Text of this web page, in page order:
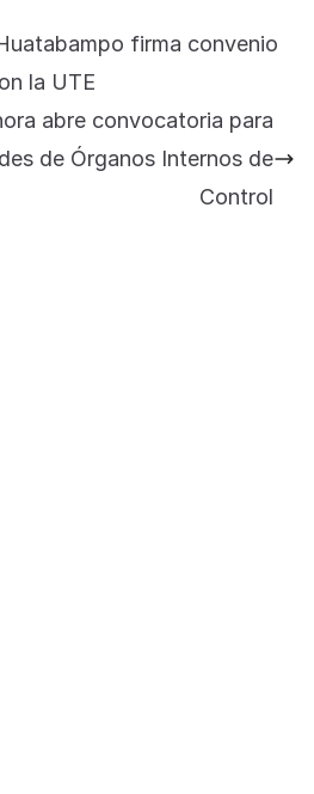
firma convenio
la UTE
abre convocatoria para
de Órganos Internos de
Control
de Etchojoa
del gobernador
Durazo se esperan
en el tema de salud
y para el municipio